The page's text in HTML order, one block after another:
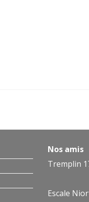
Nos amis
Tremplin
Escale